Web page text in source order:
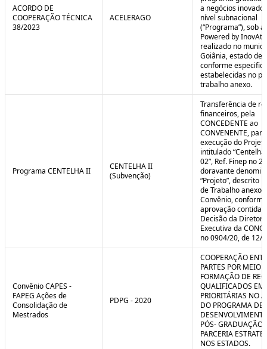
ACORDO DE
COOPERAÇÃO TÉCNICA
38/2023
ACELERAGO
a negócios
nível subnacional
(“Programa”), sob
Powered by
realizado no
Goiânia, estado de
conforme
estabelecidas no
trabalho anexo.
Programa CENTELHA II
CENTELHA II
(Subvenção)
Transferência de
financeiros, pela
CONCEDENTE ao
CONVENENTE,
execução do Projeto
intitulado
02”, Ref. Finep no
doravante
“Projeto”, descrito
de Trabalho anexo
Convênio, conforme
aprovação contida
Decisão da
Executiva da
no 0904/20, de 12/
Convênio CAPES -
FAPEG Ações de
Consolidação de
Mestrados
PDPG - 2020
COOPERAÇÃO
PARTES POR MEIO
FORMAÇÃO DE
QUALIFICADOS EM
PRIORITÁRIAS NO
DO PROGRAMA DE
PÓS- GRADUAÇÃO
PARCERIA
NOS ESTADOS.